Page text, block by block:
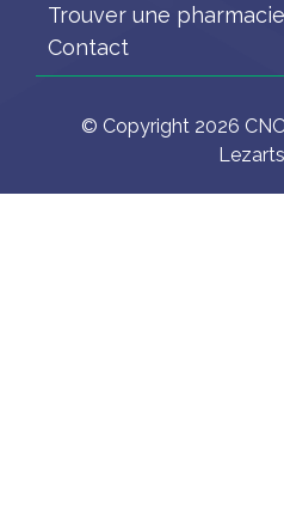
Trouver une pharmacie
Contact
© Copyright 2026